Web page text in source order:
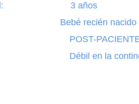
3 años
Bebé recién nacido
la